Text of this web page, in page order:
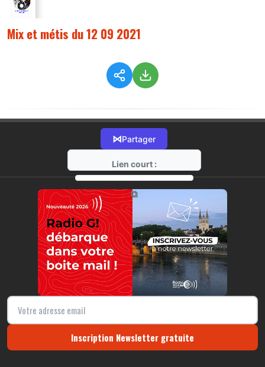
Mix et métis du 12 09 2021
⋈Partager
Lien court :
https://radio-g.fr?6216
⧉
Inscription Newsletter gratuite